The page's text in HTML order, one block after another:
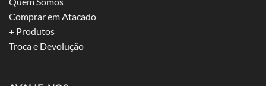
Comprar em Atacado
+ Produtos
Troca e Devolução